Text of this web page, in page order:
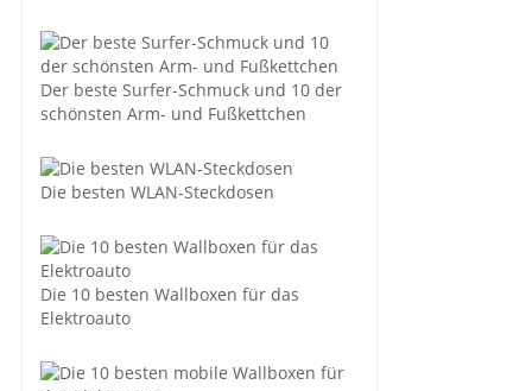
Der beste Surfer-Schmuck und 10 der
schönsten Arm- und Fußkettchen
Die besten WLAN-Steckdosen
Die 10 besten Wallboxen für das
Elektroauto